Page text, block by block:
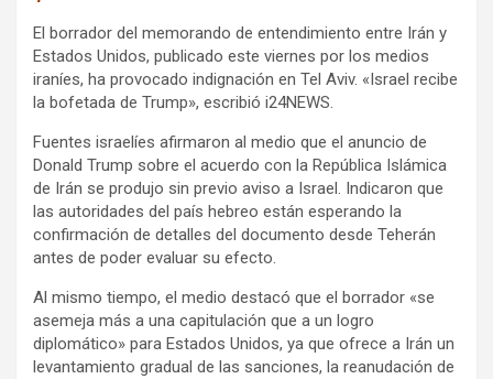
El borrador del memorando de entendimiento entre Irán y
Estados Unidos, publicado este viernes por los medios
iraníes, ha provocado indignación en Tel Aviv. «Israel recibe
la bofetada de Trump», escribió i24NEWS.
Fuentes israelíes afirmaron al medio que el anuncio de
Donald Trump sobre el acuerdo con la República Islámica
de Irán se produjo sin previo aviso a Israel. Indicaron que
las autoridades del país hebreo están esperando la
confirmación de detalles del documento desde Teherán
antes de poder evaluar su efecto.
Al mismo tiempo, el medio destacó que el borrador «se
asemeja más a una capitulación que a un logro
diplomático» para Estados Unidos, ya que ofrece a Irán un
levantamiento gradual de las sanciones, la reanudación de